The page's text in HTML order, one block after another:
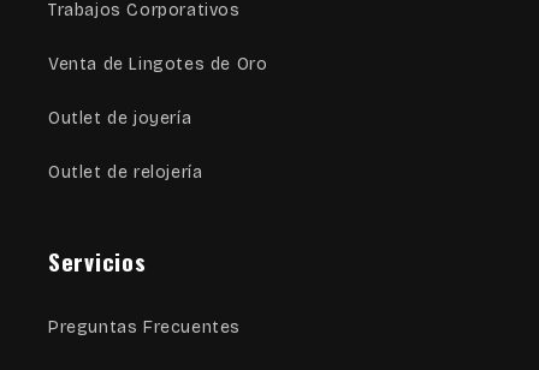
Trabajos Corporativos
Venta de Lingotes de Oro
Outlet de joyería
Outlet de relojería
Servicios
Preguntas Frecuentes